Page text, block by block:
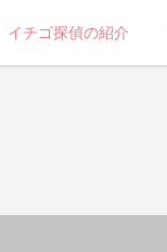
イチゴ探偵の紹介